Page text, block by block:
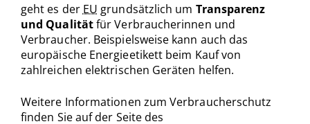
geht es der EU grundsätzlich um Transparenz
und Qualitätfür Verbraucherinnen und
Verbraucher. Beispielsweise kann auch das
europäische Energieetikett beim Kauf von
zahlreichen elektrischen Geräten helfen.
Weitere Informationen zum Verbraucherschutz
finden Sie auf der Seite des